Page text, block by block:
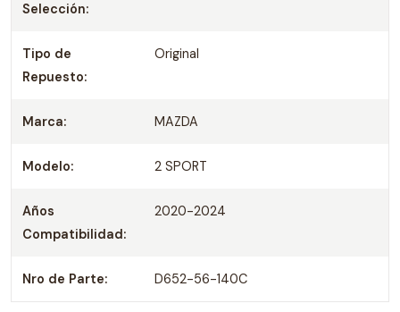
Selección:
Tipo de
Repuesto:
Original
Marca: MAZDA
Modelo: 2 SPORT
Años
Compatibilidad:
2020-2024
Nro de Parte: D652-56-140C